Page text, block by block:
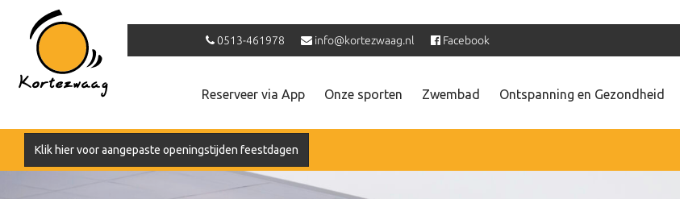
0513-461978 info@kortezwaag.nl Facebook
Reserveer via App Onze sporten Zwembad Ontspanning en Gezondheid
Klik hier voor aangepaste openingstijden feestdagen